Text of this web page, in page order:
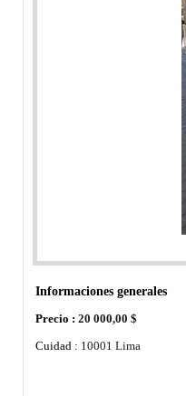
Informaciones generales
Precio : 20 000,00 $
Cuidad : 10001 Lima